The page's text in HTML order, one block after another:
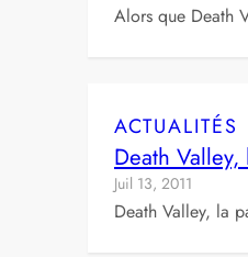
Alors que Death
ACTUALITÉS
Death
Juil 13, 2011
Death Valley, la